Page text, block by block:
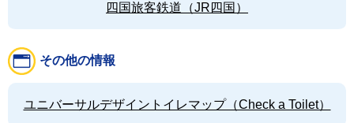
四国旅客鉄道（JR四国）
その他の情報
ユニバーサルデザイントイレマップ（Check a Toilet）